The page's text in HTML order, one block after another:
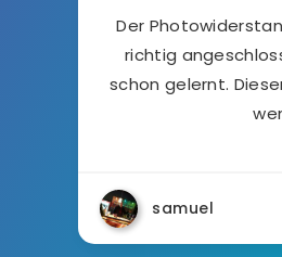
Der
richtig
schon gelernt.
samuel